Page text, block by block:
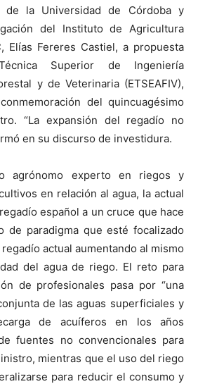
de la Universidad de Córdoba y
del Instituto de Agricultura
Elías Fereres Castiel, a propuesta
Superior de Ingeniería
y de Veterinaria (ETSEAFIV),
del quincuagésimo
“La expansión del regadío no
en su discurso de investidura.
agrónomo experto en riegos y
en relación al agua, la actual
español a un cruce que hace
de paradigma que esté focalizado
actual aumentando al mismo
del agua de riego. El reto para
de profesionales pasa por “una
de las aguas superficiales y
de acuíferos en los años
fuentes no convencionales para
mientras que el uso del riego
para reducir el consumo y